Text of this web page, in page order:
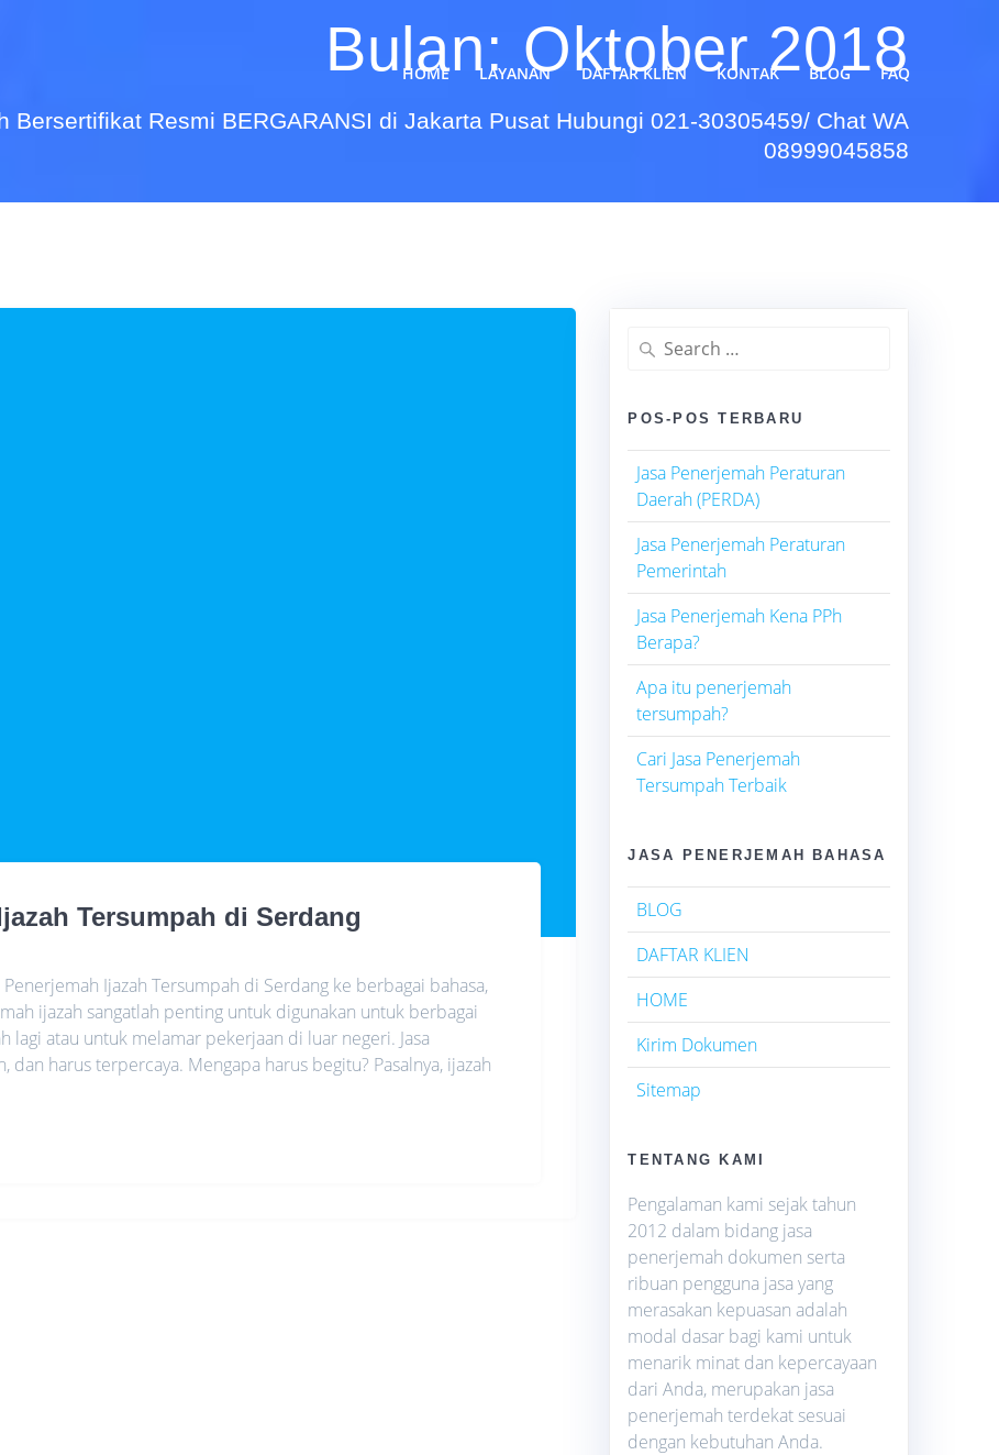
HOME LAYANAN DAFTAR KLIEN KONTAK BLOG FAQ
Bulan:Oktober 2018
Bersertifikat Resmi BERGARANSI di Jakarta Pusat Hubungi 021-30305459/ Chat WA
08999045858
Tersumpah di Serdang
Ijazah Tersumpah di Serdang ke berbagai bahasa,
ijazah sangatlah penting untuk digunakan untuk berbagai
lagi atau untuk melamar pekerjaan di luar negeri. Jasa
harus terpercaya. Mengapa harus begitu? Pasalnya, ijazah
Search
for:
POS-POS TERBARU
Jasa Penerjemah Peraturan
Daerah (PERDA)
Jasa Penerjemah Peraturan
Pemerintah
Jasa Penerjemah Kena PPh
Berapa?
Apa itu penerjemah
tersumpah?
Cari Jasa Penerjemah
Tersumpah Terbaik
JASA PENERJEMAH BAHASA
BLOG
DAFTAR KLIEN
HOME
Kirim Dokumen
Sitemap
TENTANG KAMI
Pengalaman kami sejak tahun
2012 dalam bidang jasa
penerjemah dokumen serta
ribuan pengguna jasa yang
merasakan kepuasan adalah
modal dasar bagi kami untuk
menarik minat dan kepercayaan
dari Anda, merupakan jasa
penerjemah terdekat sesuai
dengan kebutuhan Anda.